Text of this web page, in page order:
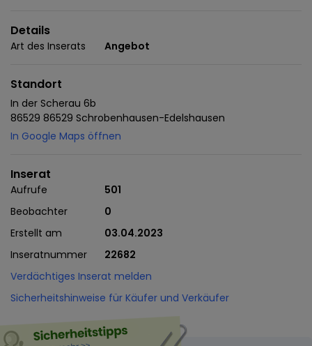
Details
Art des Inserats Angebot
Standort
In der Scherau 6b
86529 86529 Schrobenhausen-Edelshausen
In Google Maps öffnen
Inserat
Aufrufe
501
Beobachter
0
Erstellt am
03.04.2023
Inseratnummer
22682
Verdächtiges Inserat melden
Sicherheitshinweise für Käufer und Verkäufer